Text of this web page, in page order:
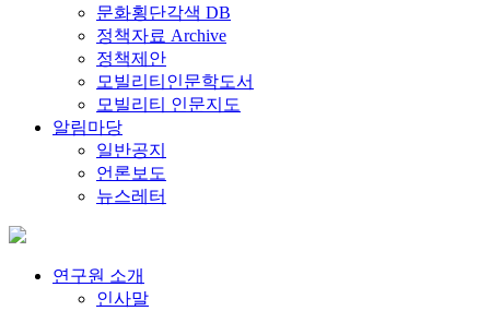
문화횡단각색 DB
정책자료 Archive
정책제안
모빌리티인문학도서
모빌리티 인문지도
알림마당
일반공지
언론보도
뉴스레터
연구원 소개
인사말